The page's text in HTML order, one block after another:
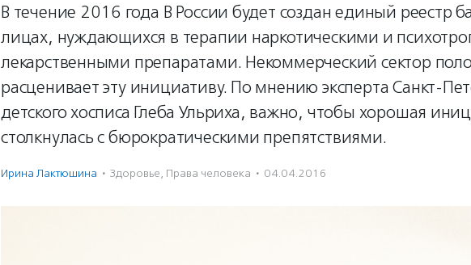
В течение 2016 года В России будет создан единый реестр
лицах, нуждающихся в терапии наркотическими и
лекарственными препаратами. Некоммерческий сектор
расценивает эту инициативу. По мнению эксперта Санкт-
детского хосписа Глеба Ульриха, важно, чтобы хорошая
столкнулась с бюрократическими препятствиями.
Ирина Лактюшина · Здоровье, Права человека · 04.04.2016